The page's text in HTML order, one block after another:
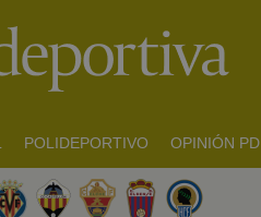
POLIDEPORTIVO OPINIÓN PD